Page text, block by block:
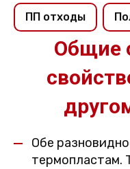
ПП отходы
Общие
Обе
термопластам.